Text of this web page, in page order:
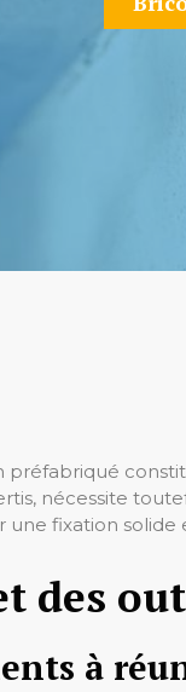
nécessite
fixation
des
à